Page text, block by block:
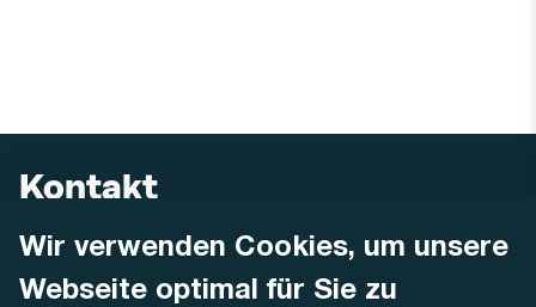
Wir verwenden Cookies, um unsere
Webseite optimal für Sie zu
Kontakt
AREMO
Dornacherstrasse 48